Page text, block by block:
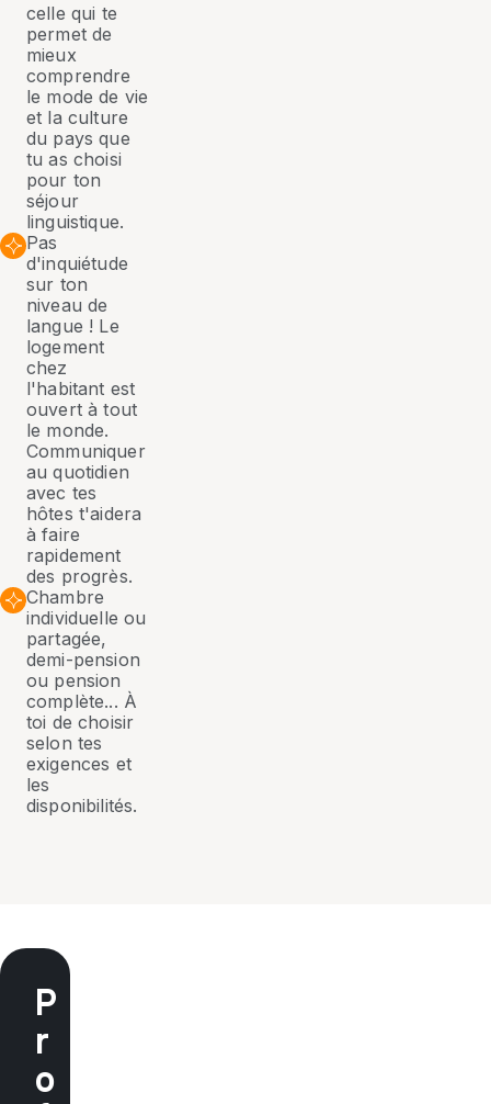
celle qui te
permet de
mieux
comprendre
le mode de vie
et la culture
du pays que
tu as choisi
pour ton
séjour
linguistique.
Pas
d'inquiétude
sur ton
niveau de
langue ! Le
logement
chez
l'habitant est
ouvert à tout
le monde.
Communiquer
au quotidien
avec tes
hôtes t'aidera
à faire
rapidement
des progrès.
Chambre
individuelle ou
partagée,
demi-pension
ou pension
complète... À
toi de choisir
selon tes
exigences et
les
disponibilités.
P
r
o